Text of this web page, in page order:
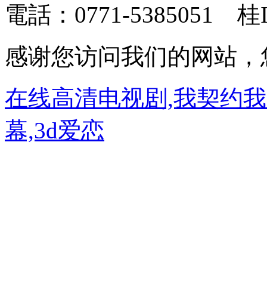
電話：0771-5385051
感谢您访问我们的网站
在线高清电视剧,我契约
幕,3d爱恋